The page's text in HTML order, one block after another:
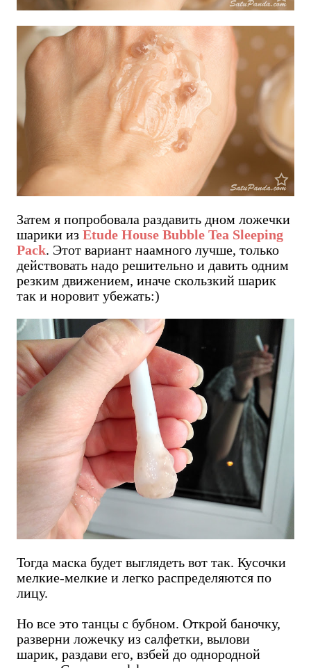
Затем я попробовала раздавить дном ложечки
шарики из Etude House Bubble Tea Sleeping
Pack. Этот вариант наамного лучше, только
действовать надо решительно и давить одним
резким движением, иначе скользкий шарик
так и норовит убежать:)
Тогда маска будет выглядеть вот так. Кусочки
мелкие-мелкие и легко распределяются по
лицу.
Но все это танцы с бубном. Открой баночку,
разверни ложечку из салфетки, вылови
шарик, раздави его, взбей до однородной